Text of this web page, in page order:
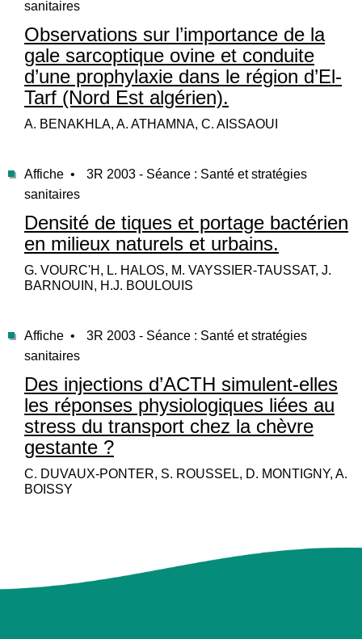
sanitaires
Observations sur l’importance de la
gale sarcoptique ovine et conduite
d’une prophylaxie dans le région d’El-
Tarf (Nord Est algérien).
A. BENAKHLA, A. ATHAMNA, C. AISSAOUI
Affiche •
3R 2003 - Séance : Santé et stratégies
sanitaires
Densité de tiques et portage bactérien
en milieux naturels et urbains.
G. VOURC'H, L. HALOS, M. VAYSSIER-TAUSSAT, J.
BARNOUIN, H.J. BOULOUIS
Affiche •
3R 2003 - Séance : Santé et stratégies
sanitaires
Des injections d’ACTH simulent-elles
les réponses physiologiques liées au
stress du transport chez la chèvre
gestante ?
C. DUVAUX-PONTER, S. ROUSSEL, D. MONTIGNY, A.
BOISSY